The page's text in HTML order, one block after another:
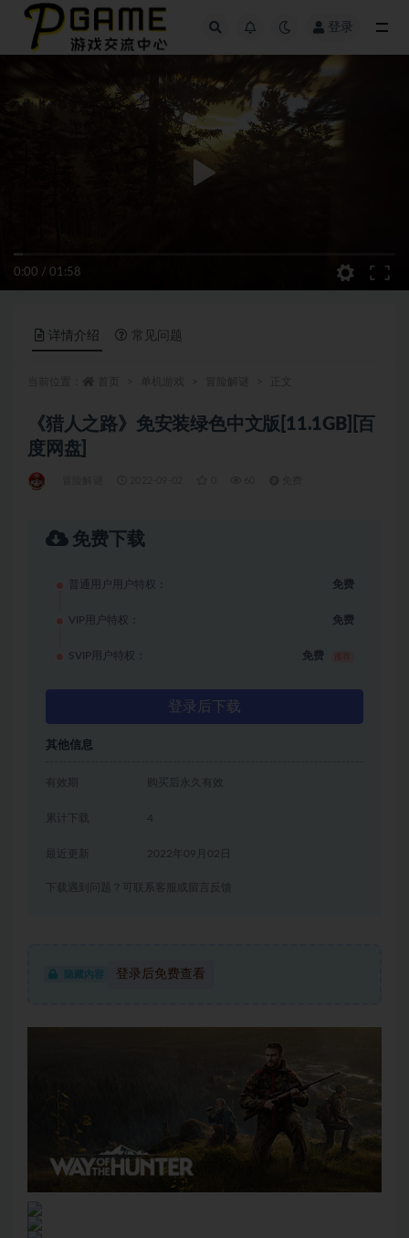
登录
0:00 / 01:58
详情介绍 常见问题
《猎人之路》免安装绿色中文版[11.1GB][百
度网盘]
免费下载
普通用户用户特权： 免费
VIP用户特权： 免费
SVIP用户特权： 免费
登录后下载
其他信息
有效期 购买后永久有效
累计下载 4
2022年09月02日
下载遇到问题？可联系客服或留言反馈
隐藏内容 登录后免费查看
全部